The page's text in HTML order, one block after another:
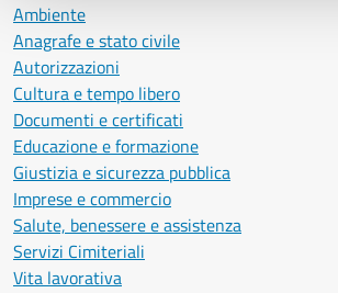
Ambiente
Anagrafe e stato civile
Autorizzazioni
Cultura e tempo libero
Documenti e certificati
Educazione e formazione
Giustizia e sicurezza pubblica
Imprese e commercio
Salute, benessere e assistenza
Servizi Cimiteriali
Vita lavorativa